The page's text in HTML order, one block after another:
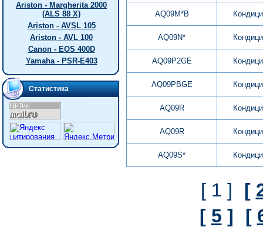
Ariston - Margherita 2000
(ALS 88 X)
Ariston - AVSL 105
Ariston - AVL 100
Canon - EOS 400D
Yamaha - PSR-E403
Статистика
AQ09M*B
AQ09N*
AQ09P2GE
AQ09PBGE
AQ09R
AQ09R
AQ09S*
[ 1 ] [
[ 5 ] [